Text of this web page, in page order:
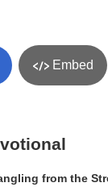
Embed
from the